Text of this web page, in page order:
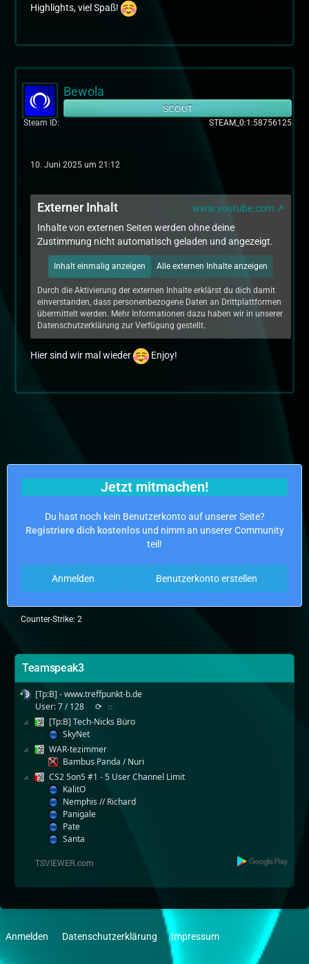
Highlights, viel Spaß!
Bewola
SCOUT
Steam ID
STEAM_0:1:58756125
10. Juni 2025 um 21:12
Externer Inhalt
www.youtube.com
Inhalte von externen Seiten werden ohne deine
Zustimmung nicht automatisch geladen und angezeigt.
Inhalt einmalig anzeigen Alle externen Inhalte anzeigen
Durch die Aktivierung der externen Inhalte erklärst du dich damit
einverstanden, dass personenbezogene Daten an Drittplattformen
übermittelt werden. Mehr Informationen dazu haben wir in unserer
Datenschutzerklärung zur Verfügung gestellt.
Hier sind wir mal wieder Enjoy!
Jetzt mitmachen!
Du hast noch kein Benutzerkonto auf unserer Seite?
Registriere dich kostenlosund nimm an unserer Community
teil!
Benutzerkonto erstellen
Anmelden
Counter-Strike: 2
Teamspeak3
[Tp:B] - www.treffpunkt-b.de
User: 7 / 128
⟳ ◌
[Tp:B] Tech-Nicks Büro
SkyNet
WAR-tezimmer
Bambus Panda / Nuri
CS2 5on5 #1 - 5 User Channel Limit
KalitO
Nemphis // Richard
Panigale
Pate
Santa
Anmelden Datenschutzerklärung Impressum